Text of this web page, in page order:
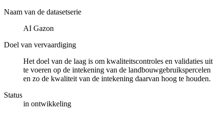
Naam van de datasetserie
AI Gazon
Doel van vervaardiging
Het doel van de laag is om kwaliteitscontroles en validaties uit
te voeren op de intekening van de landbouwgebruikspercelen
en zo de kwaliteit van de intekening daarvan hoog te houden.
Status
in ontwikkeling